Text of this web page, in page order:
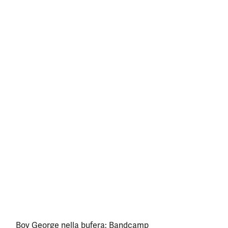
Boy George nella bufera: Bandcamp